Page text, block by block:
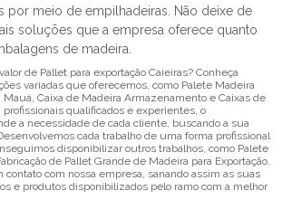
por meio de empilhadeiras. Não deixe de
soluções que a empresa oferece quanto
de madeira.
de Pallet para exportação Caieiras? Conheça
variadas que oferecemos, como Palete Madeira
Mauá, Caixa de Madeira Armazenamento e Caixas de
profissionais qualificados e experientes, o
a necessidade de cada cliente, buscando a sua
cada trabalho de uma forma profissional
disponibilizar outros trabalhos, como Palete
de Pallet Grande de Madeira para Exportação.
contato com nossa empresa, sanando assim as suas
e produtos disponibilizados pelo ramo com a melhor